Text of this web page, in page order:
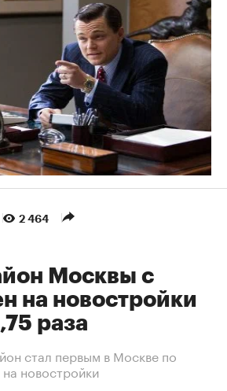
2 464
Москвы с
на новостройки
раза
стал первым в Москве по
новостройки